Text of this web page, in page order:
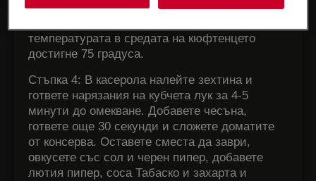
на едно от кюфтенцата и гответе на ниска
температурата в средата на кюфтенцето
достигне 75 градуса.
Стъпка 4: В касерола налейте зехтина и
гответе нарязания на кубчета лук за 4-5
минути до омекване. Добавете чесъна,
гответе още 30 секунди и сложете доматите
от консерва. Оставете сместа да заври,
овкусете със сол и черен пипер, добавете
лютия пипер, соса Табаско и захарта и